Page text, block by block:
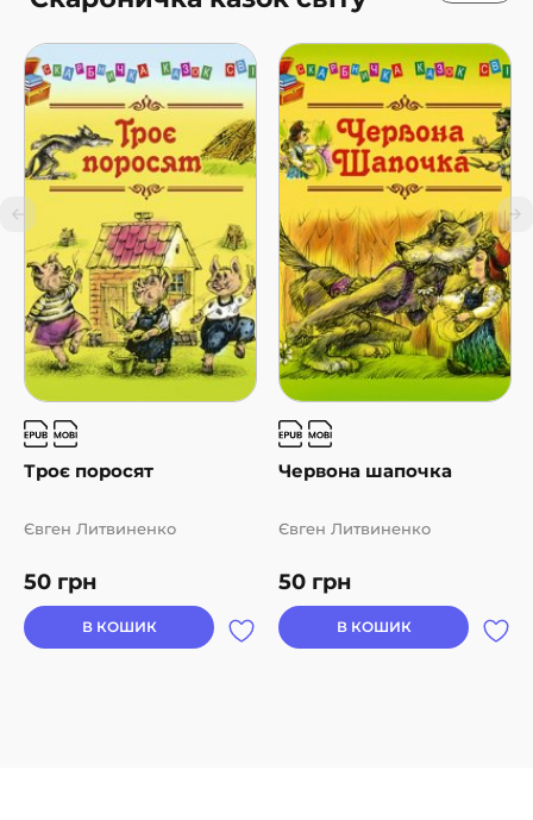
Троє поросят
50 грн
Євген Литвиненко
В КОШИК
Червона шапочка
50 грн
Євген Литвиненко
В КОШИК